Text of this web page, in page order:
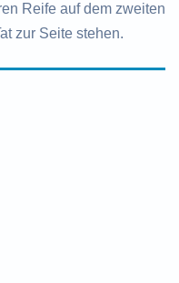
Reife auf dem zweiten
zur Seite stehen.